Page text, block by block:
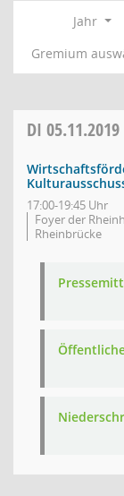
Jahr
Gremium
DI 05.11.2019
17:00-19:45 Uhr
Foyer der
Rheinbrücke